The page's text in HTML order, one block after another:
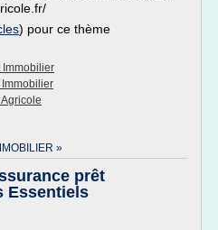
) pour ce thème
Immobilier
Immobilier
»
prêt
Essentiels